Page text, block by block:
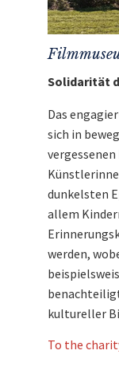
Solidarität
Das
sich in
dunkelsten
allem
werden,
kultureller
To the